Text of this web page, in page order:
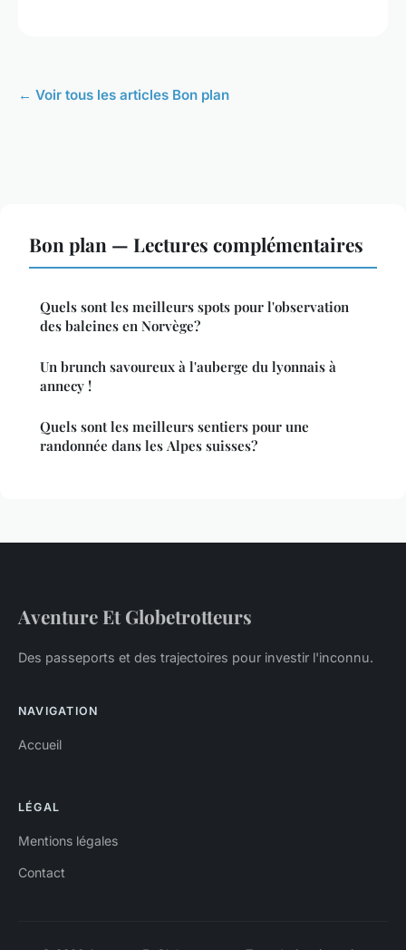
← Voir tous les articles Bon plan
Bon plan — Lectures complémentaires
Quels sont les meilleurs spots pour l'observation
des baleines en Norvège?
Un brunch savoureux à l'auberge du lyonnais à
annecy !
Quels sont les meilleurs sentiers pour une
randonnée dans les Alpes suisses?
Aventure Et Globetrotteurs
Des passeports et des trajectoires pour investir l'inconnu.
NAVIGATION
Accueil
LÉGAL
Mentions légales
Contact